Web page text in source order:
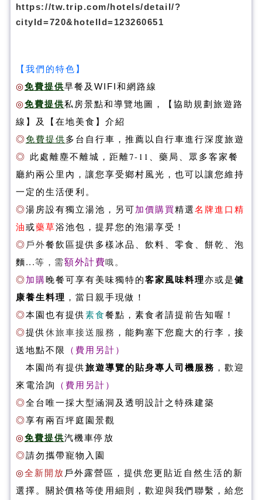
https://tw.trip.com/hotels/detail/?
cityId=720&hotelId=123260651
【我們的特色】
◎免費提供早餐及WIFI和網路線
◎免費提供私房景點和導覽地圖，
【協助規劃旅遊路
線】 及 【在地美食】 介紹
◎免費提供多台自行車，推薦以自行車進行深度旅遊
◎ 此處離塵不離城，距離7-11、藥局、眾多客家餐
廳約兩公里內，讓您享受鄉村風光，也可以讓您維持
一定的生活便利。
◎湯房設有獨立湯池，另可加價購買精選名牌進口 精
油或藥草浴池包，提昇您的泡湯享受！
◎ 戶外餐飲區提供多樣冰品、飲料、零食、餅乾、泡
麵...等，需額外計費哦 。
◎加購晚餐可享有美味獨特的客家風味料理亦或是健
康養生料理 ，當日親手現做！
◎本園也有提供素食餐點，素食者請提前告知喔！
◎提供休旅車接送服務 ，能夠塞下您龐大的行李 ，接
送地點不限
（費用另計）
本園尚有提供旅遊導覽的貼身專人司機服務 ，歡迎
來電洽詢
（費用另計）
◎全台唯一採大型涵洞及透明設計之特殊建築
◎享有兩百坪庭園景觀
◎免費提供汽機車停放
◎請勿攜帶寵物入園
◎全新開放 戶外露營區，提供您更貼近自然生活的新
選擇。關於價格等使用細則，歡迎與我們聯繫，給您